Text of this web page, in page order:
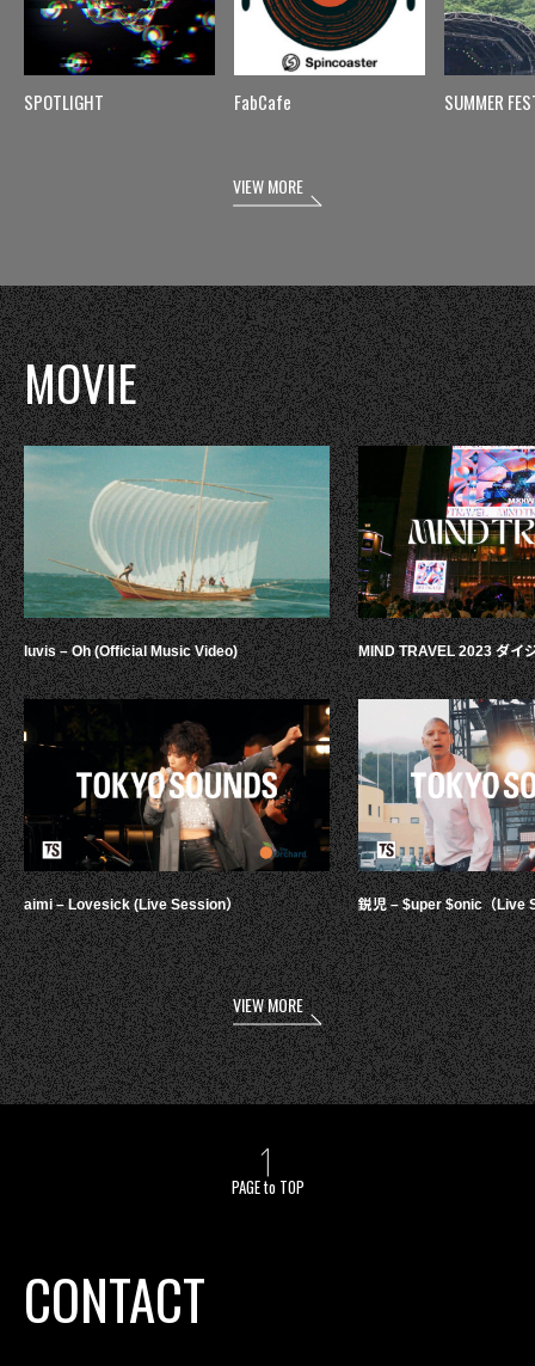
SPOTLIGHT FabCafe SUMMER
VIEW MORE
MOVIE
luvis – Oh (Official Music Video)
aimi – Lovesick (Live Session）
MIND TRAVEL 2023 ダイ
鋭児 – $uper $onic（Live
VIEW MORE
PAGE to TOP
CONTACT